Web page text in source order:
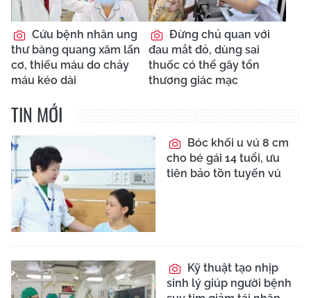
Cứu bệnh nhân ung
thư bàng quang xâm lấn
cơ, thiếu máu do chảy
máu kéo dài
Đừng chủ quan với
đau mắt đỏ, dùng sai
thuốc có thể gây tổn
thương giác mạc
TIN MỚI
Bóc khối u vú 8 cm
cho bé gái 14 tuổi, ưu
tiên bảo tồn tuyến vú
Kỹ thuật tạo nhịp
sinh lý giúp người bệnh